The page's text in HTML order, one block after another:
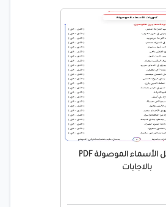
أوراق عمل الأسماء الموصولة PDF
بالاجابات